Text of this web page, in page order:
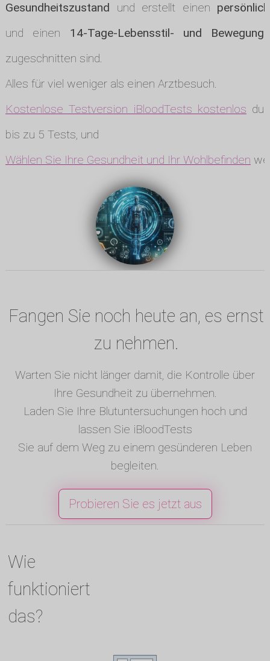
Gesundheitszustand und erstellt einen
und einen 14-Tage-Lebensstil- und
zugeschnitten sind.
Alles für viel weniger als einen Arztbesuch.
Kostenlose Testversion iBloodTests kostenlos
bis zu 5 Tests, und
Wählen Sie Ihre Gesundheit und Ihr Wohlbefinden
Fangen Sie noch heute an, es ernst
zu nehmen.
Warten Sie nicht länger damit, die Kontrolle über
Ihre Gesundheit zu übernehmen.
Laden Sie Ihre Blutuntersuchungen hoch und
lassen Sie iBloodTests
Sie auf dem Weg zu einem gesünderen Leben
begleiten.
Probieren Sie es jetzt aus
Wie
funktioniert
das?